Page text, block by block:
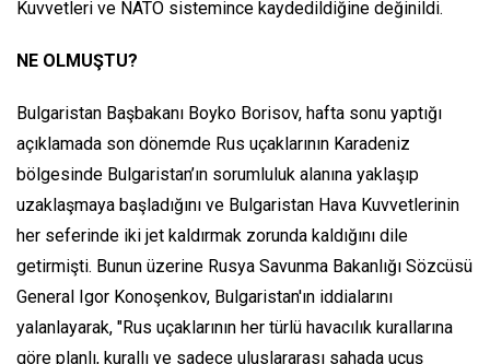
Kuvvetleri ve NATO sistemince kaydedildiğine değinildi.
NE OLMUŞTU?
Bulgaristan Başbakanı Boyko Borisov, hafta sonu yaptığı
açıklamada son dönemde Rus uçaklarının Karadeniz
bölgesinde Bulgaristan’ın sorumluluk alanına yaklaşıp
uzaklaşmaya başladığını ve Bulgaristan Hava Kuvvetlerinin
her seferinde iki jet kaldırmak zorunda kaldığını dile
getirmişti. Bunun üzerine Rusya Savunma Bakanlığı Sözcüsü
General Igor Konoşenkov, Bulgaristan'ın iddialarını
yalanlayarak, "Rus uçaklarının her türlü havacılık kurallarına
göre planlı, kurallı ve sadece uluslararası sahada uçuş